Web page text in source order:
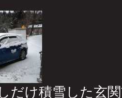
だけ積雪した玄